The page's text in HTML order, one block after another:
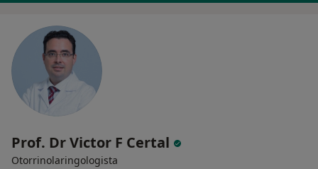
Prof. Dr Victor F Certal
Otorrinolaringologista